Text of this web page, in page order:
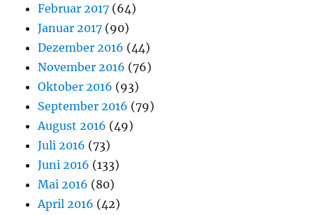
Februar 2017 (64)
Januar 2017 (90)
Dezember 2016 (44)
November 2016 (76)
Oktober 2016 (93)
September 2016 (79)
August 2016 (49)
Juli 2016 (73)
Juni 2016 (133)
Mai 2016 (80)
April 2016 (42)